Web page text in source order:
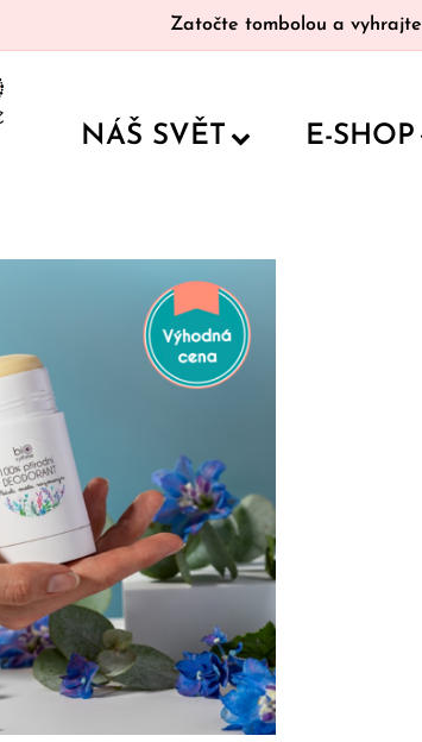
Zatočte tombolou a vyhrajte
NÁŠ SVĚT E-SHOP